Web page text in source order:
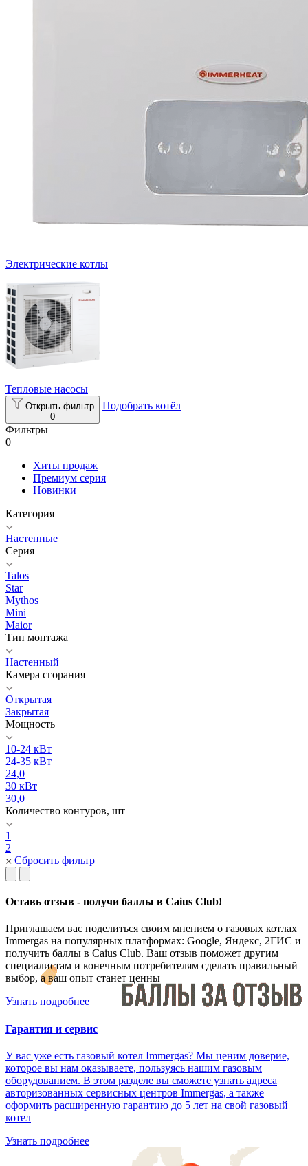
Электрические котлы
Тепловые насосы
Открыть фильтр
0
Подобрать котёл
Фильтры
0
Хиты продаж
Премиум серия
Новинки
Категория
Настенные
Серия
Talos
Star
Mythos
Mini
Maior
Тип монтажа
Настенный
Камера сгорания
Открытая
Закрытая
Мощность
10-24 кВт
24-35 кВт
24,0
30 кВт
30,0
Количество контуров, шт
1
2
Сбросить фильтр
Оставь отзыв - получи баллы в Caius Club!
Приглашаем вас поделиться своим мнением о газовых котлах
Immergas на популярных платформах: Google, Яндекс, 2ГИС и
получить баллы в Caius Club. Ваш отзыв поможет другим
специалистам и конечным потребителям сделать правильный
выбор, а ваш опыт станет ценны
Узнать подробнее
Гарантия и сервис
У вас уже есть газовый котел Immergas? Мы ценим доверие,
которое вы нам оказываете, пользуясь нашим газовым
оборудованием. В этом разделе вы сможете узнать адреса
авторизованных сервисных центров Immergas, а также
оформить расширенную гарантию до 5 лет на свой газовый
котел
Узнать подробнее